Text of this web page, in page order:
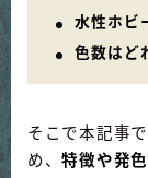
水性ホビ
色数はど
そこで本記事
め、特徴や発